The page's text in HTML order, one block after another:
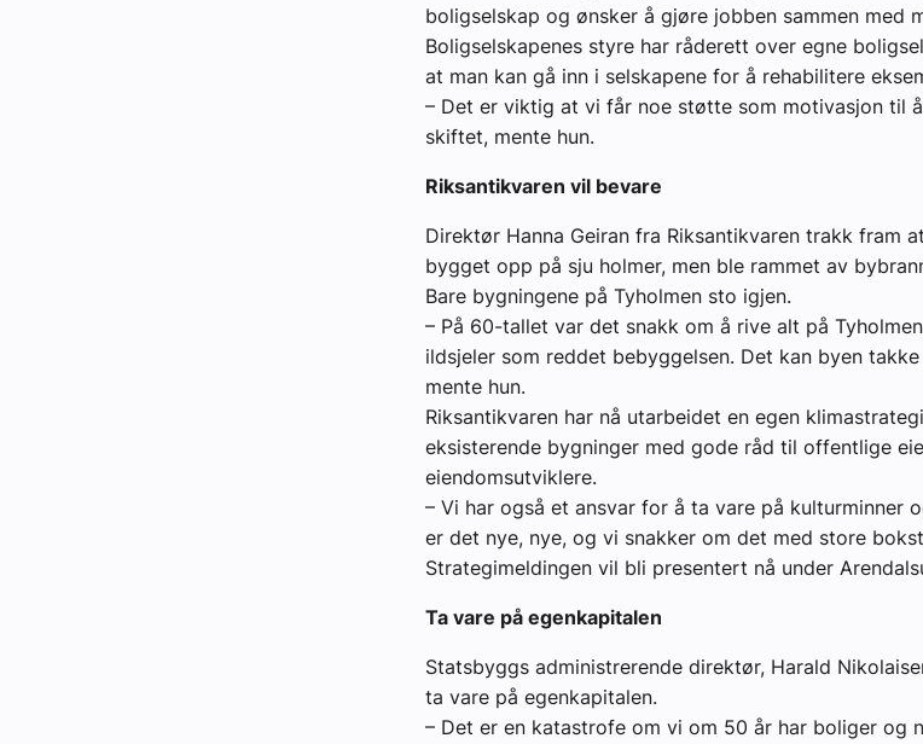
boligselskap og ønsker å gjøre jobben sammen med
Boligselskapenes styre har råderett over egne
at man kan gå inn i selskapene for å rehabilitere
– Det er viktig at vi får noe støtte som motivasjon til
skiftet, mente hun.
Riksantikvaren vil bevare
Direktør Hanna Geiran fra Riksantikvaren trakk fram
bygget opp på sju holmer, men ble rammet av
Bare bygningene på Tyholmen sto igjen.
– På 60-tallet var det snakk om å rive alt på
ildsjeler som reddet bebyggelsen. Det kan byen
mente hun.
Riksantikvaren har nå utarbeidet en egen
eksisterende bygninger med gode råd til offentlige
eiendomsutviklere.
– Vi har også et ansvar for å ta vare på kulturminner
er det nye, nye, og vi snakker om det med store
Strategimeldingen vil bli presentert nå under
Ta vare på egenkapitalen
Statsbyggs administrerende direktør, Harald
ta vare på egenkapitalen.
– Det er en katastrofe om vi om 50 år har boliger og